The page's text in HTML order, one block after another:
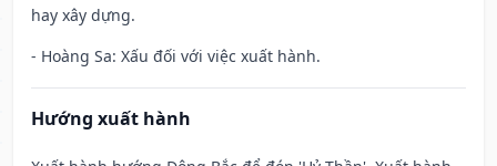
hay xây dựng.
- Hoàng Sa: Xấu đối với việc xuất hành.
Hướng xuất hành